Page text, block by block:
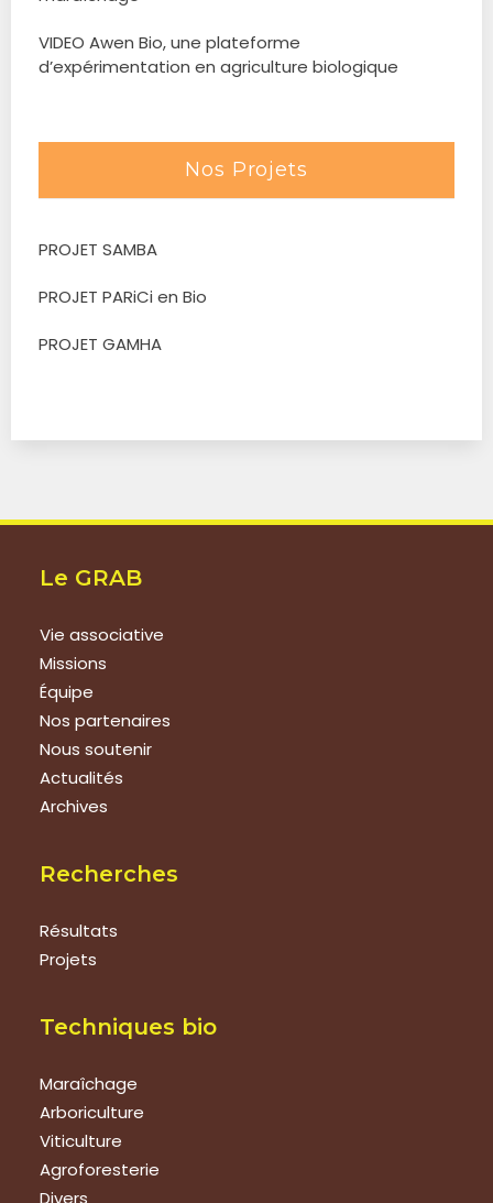
VIDEO Awen Bio, une plateforme
d’expérimentation en agriculture biologique
Nos Projets
PROJET SAMBA
PROJET PARiCi en Bio
PROJET GAMHA
Le GRAB
Vie associative
Missions
Équipe
Nos partenaires
Nous soutenir
Actualités
Archives
Recherches
Résultats
Projets
Techniques bio
Maraîchage
Arboriculture
Viticulture
Agroforesterie
Divers